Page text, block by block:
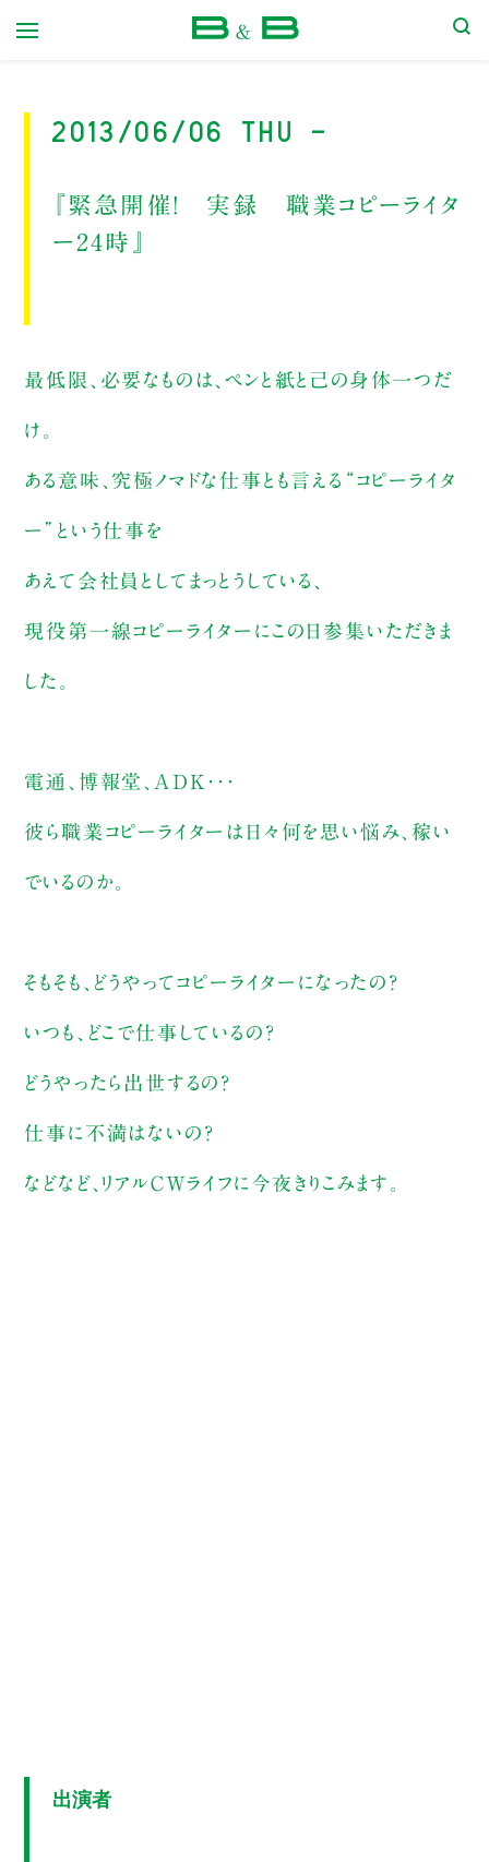
2013/06/06 Thu -
『緊急開催！ 実録 職業コピーライタ
ー24時』
最低限、必要なものは、ペンと紙と己の身体一つだ
け。
ある意味、究極ノマドな仕事とも言える“コピーライタ
ー”という仕事を
あえて会社員としてまっとうしている、
現役第一線コピーライターにこの日参集いただきま
した。
電通、博報堂、ＡＤＫ・・・
彼ら職業コピーライターは日々何を思い悩み、稼い
でいるのか。
そもそも、どうやってコピーライターになったの？
いつも、どこで仕事しているの？
どうやったら出世するの？
仕事に不満はないの？
などなど、リアルＣＷライフに今夜きりこみます。
出演者